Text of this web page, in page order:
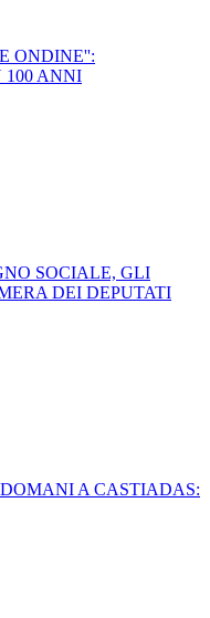
ONDINE'':
ANNI
SOCIALE, GLI
DEI DEPUTATI
A CASTIADAS: